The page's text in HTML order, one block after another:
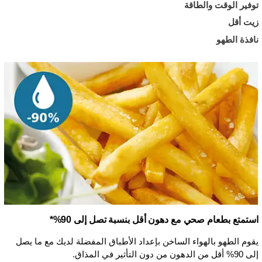
توفير الوقت والطاقة
زيت أقل
نافذة الطهو
استمتع بطعام صحي مع دهون أقل بنسبة تصل إلى 90%*
يقوم الطهو بالهواء الساخن بإعداد الأطباق المفضلة لديك مع ما يصل
إلى 90% أقل من الدهون من دون التأثير في المذاق.